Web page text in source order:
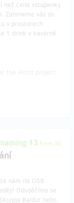
než cena vstupenky
Zahrneme vás do
v prostorech
1 drink v kavárně
13 from 30
nám na OSB
Odvděčíme se
Baldur nebo